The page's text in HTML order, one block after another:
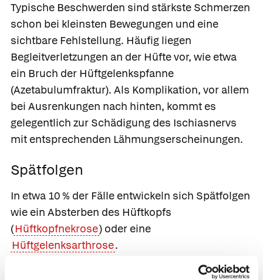
Typische Beschwerden sind stärkste Schmerzen
schon bei kleinsten Bewegungen und eine
sichtbare Fehlstellung. Häufig liegen
Begleitverletzungen an der Hüfte vor, wie etwa
ein Bruch der Hüftgelenkspfanne
(Azetabulumfraktur). Als Komplikation, vor allem
bei Ausrenkungen nach hinten, kommt es
gelegentlich zur Schädigung des Ischiasnervs
mit entsprechenden Lähmungserscheinungen.
Spätfolgen
In etwa 10 % der Fälle entwickeln sich Spätfolgen
wie ein Absterben des Hüftkopfs
(Hüftkopfnekrose) oder eine
Hüftgelenksarthrose.